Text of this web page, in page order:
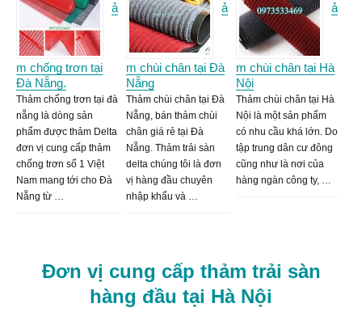
ả
m chống trơn tại
Đà Nẵng.
Thảm chống trơn tại đà
nẵng là dòng sản
phẩm được thảm Delta
đơn vị cung cấp thảm
chống trơn số 1 Việt
Nam mang tới cho Đà
Nẵng từ …
ả
m chùi chân tại Đà
Nẵng
Thảm chùi chân tại Đà
Nẵng, bán thảm chùi
chân giá rẻ tại Đà
Nẵng. Thảm trải sàn
delta chúng tôi là đơn
vị hàng đầu chuyên
nhập khẩu và …
ả
m chùi chân tại Hà
Nội
Thảm chùi chân tại Hà
Nội là một sản phẩm
có nhu cầu khá lớn. Do
tập trung dân cư đông
cũng như là nơi của
hàng ngàn công ty, …
Đơn vị cung cấp thảm trải sàn
hàng đầu tại Hà Nội